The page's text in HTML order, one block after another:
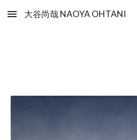
Skip to main content